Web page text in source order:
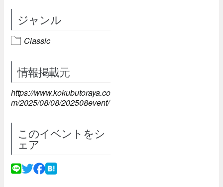
ジャンル
Classic
情報掲載元
https://www.kokubutoraya.co
m/2025/08/08/202508event/
このイベントをシ
ェア